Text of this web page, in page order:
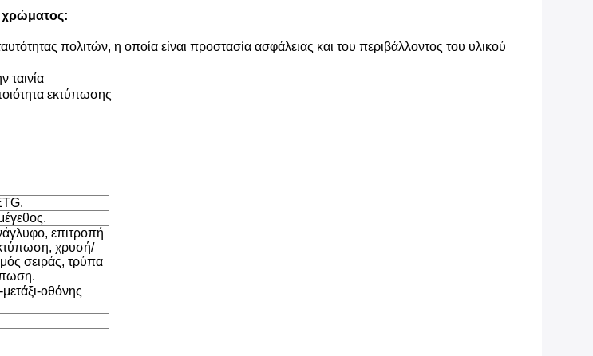
χρώματος:
πολιτών, η οποία είναι προστασία ασφάλειας και του περιβάλλοντος του υλικού
ταινία
εκτύπωσης
επιτροπή
χρυσή/
σειράς, τρύπα
οθόνης